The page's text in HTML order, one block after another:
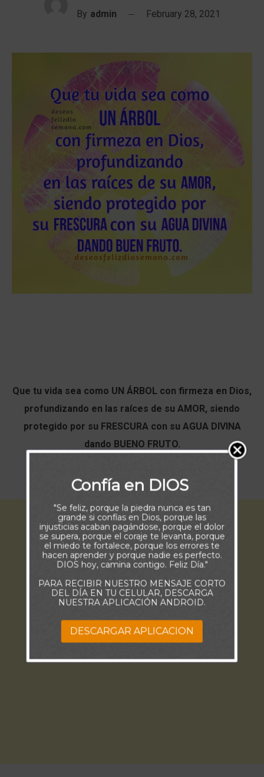
By admin February 28, 2021
Que tu vida sea como UN ÁRBOL con firmeza en Dios,
profundizando en las raíces de su AMOR, siendo
protegido por su FRESCURA con su AGUA DIVINA
dando BUENO FRUTO.
Buenos Días.
Confía en DIOS
"Se feliz, porque la piedra nunca es tan
grande si confías en Dios, porque las
injusticias acaban pagándose, porque el dolor
se supera, porque el coraje te levanta, porque
el miedo te fortalece, porque los errores te
hacen aprender y porque nadie es perfecto.
DIOS hoy, camina contigo. Feliz Día."
PARA RECIBIR NUESTRO MENSAJE CORTO
DEL DÍA EN TU CELULAR, DESCARGA
NUESTRA APLICACIÓN ANDROID.
DESCARGAR APLICACION